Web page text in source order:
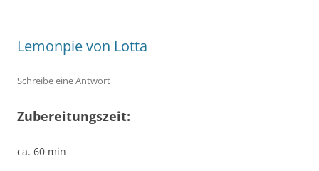
Lemonpie von Lotta
Schreibe eine Antwort
Zubereitungszeit:
ca. 60 min